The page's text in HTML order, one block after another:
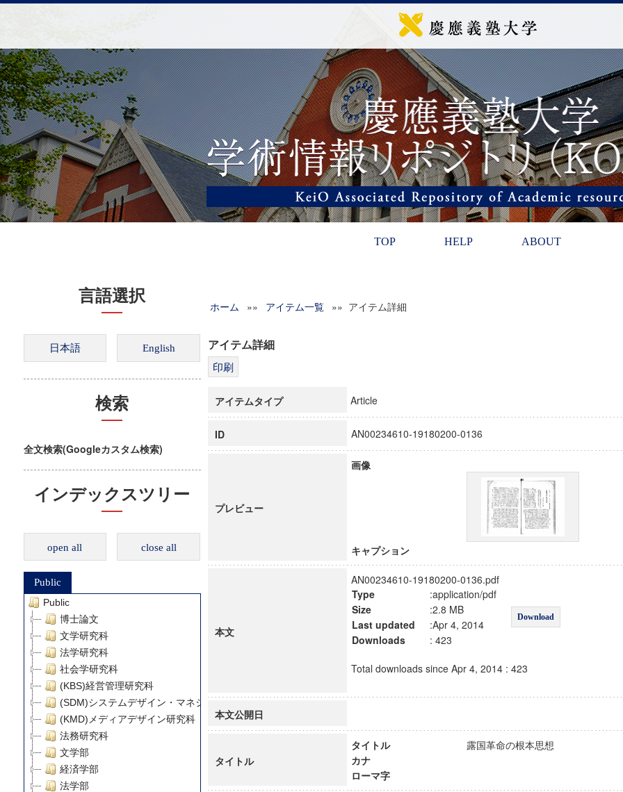
TOP HELP ABOUT
言語選択
検索
全文検索(Googleカスタム検索)
インデックスツリー
open all close all
Public
Public
博士論文
文学研究科
法学研究科
社会学研究科
(KBS)経営管理研究科
(SDM)システムデザイン・マネジメント研究科
(KMD)メディアデザイン研究科
法務研究科
文学部
経済学部
法学部
ホーム »» アイテム一覧 »» アイテム詳細
アイテム詳細
アイテムタイプ Article
ID AN00234610-19180200-0136
プレビュー
画像
キャプション
本文
AN00234610-19180200-0136.pdf
Type
:application/pdf
Download
Size
:2.8 MB
Last updated
:Apr 4, 2014
Downloads
: 423
Total downloads since Apr 4, 2014 : 423
本文公開日
タイトル
タイトル
露国革命の根本思想
カナ
ローマ字